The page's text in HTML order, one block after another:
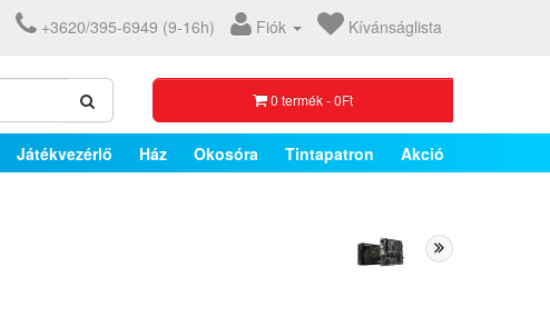
+3620/395-6949 (9-16h) Fiók Kívánságlista
0 termék - 0Ft
Játékvezérlő Ház Okosóra Tintapatron Akció